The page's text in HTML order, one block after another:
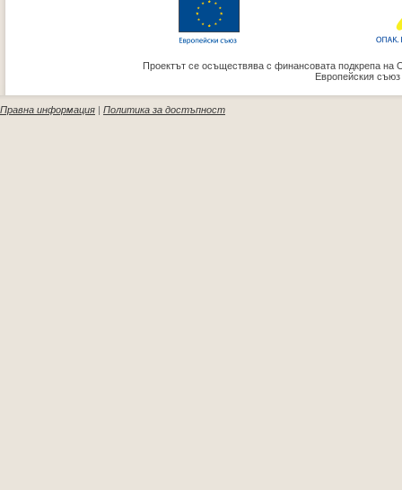
Проектът се осъществява с финансовата подкрепа на
Европейския
Правна информация | Политика за достъпност